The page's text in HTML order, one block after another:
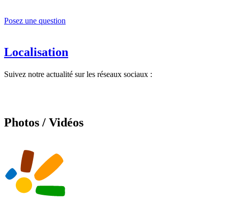
Posez une question
Localisation
Suivez notre actualité sur les réseaux sociaux :
Photos / Vidéos